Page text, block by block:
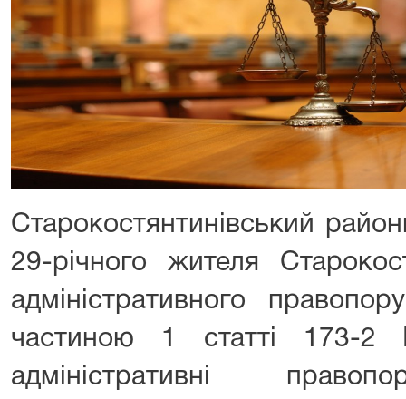
Старокостянтинівський
29-річного жителя
адміністративного
частиною 1 статті 173-2
адміністративні